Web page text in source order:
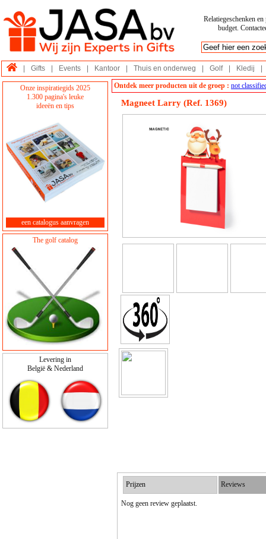
Relatiegeschenken
budget.
Gifts Events Kantoor Thuis en onderweg Golf Kledij
Onze inspiratiegids 2025
1.300 pagina's leuke
ideeën en tips
een catalogus aanvragen
The golf catalog
Levering in
België & Nederland
Ontdek meer producten uit de groep : not
Magneet Larry (Ref. 1369)
Prijzen Reviews
Nog geen review geplaatst.